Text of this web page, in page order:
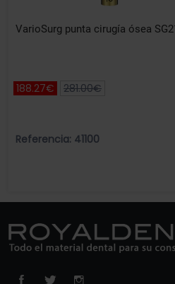
VarioSurg punta cirugía ósea
188.27€ 281.00€
Referencia: 41100